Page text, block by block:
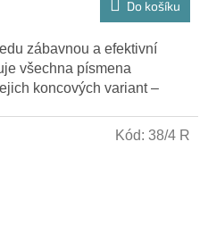
Do košíku
zábavnou a efektivní
všechna písmena
koncových variant –
Kód: 38/4 R